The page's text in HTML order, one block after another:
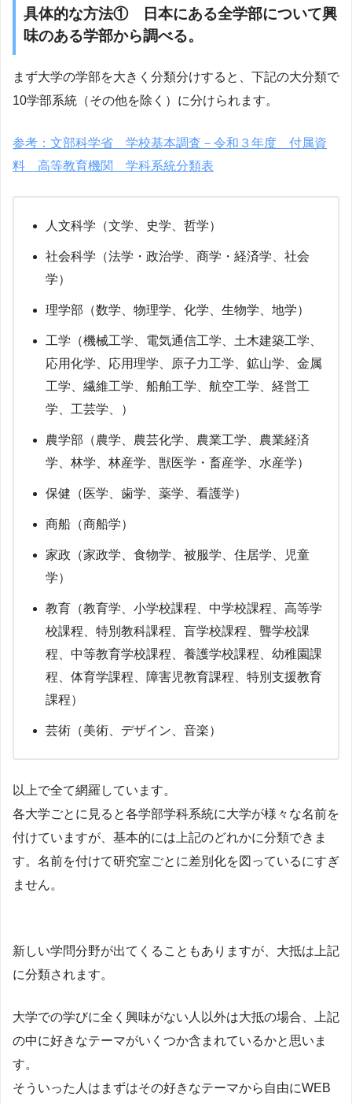
具体的な方法① 日本にある全学部について興
味のある学部から調べる。
まず大学の学部を大きく分類分けすると、下記の大分類で
10学部系統（その他を除く）に分けられます。
参考：文部科学省 学校基本調査－令和３年度 付属資
料 高等教育機関 学科系統分類表
人文科学（文学、史学、哲学）
社会科学（法学・政治学、商学・経済学、社会
学）
理学部（数学、物理学、化学、生物学、地学）
工学（機械工学、電気通信工学、土木建築工学、
応用化学、応用理学、原子力工学、鉱山学、金属
工学、繊維工学、船舶工学、航空工学、経営工
学、工芸学、）
農学部（農学、農芸化学、農業工学、農業経済
学、林学、林産学、獣医学・畜産学、水産学）
保健（医学、歯学、薬学、看護学）
商船（商船学）
家政（家政学、食物学、被服学、住居学、児童
学）
教育（教育学、小学校課程、中学校課程、高等学
校課程、特別教科課程、盲学校課程、聾学校課
程、中等教育学校課程、養護学校課程、幼稚園課
程、体育学課程、障害児教育課程、特別支援教育
課程）
芸術（美術、デザイン、音楽）
以上で全て網羅しています。
各大学ごとに見ると各学部学科系統に大学が様々な名前を
付けていますが、基本的には上記のどれかに分類できま
す。名前を付けて研究室ごとに差別化を図っているにすぎ
ません。
新しい学問分野が出てくることもありますが、大抵は上記
に分類されます。
大学での学びに全く興味がない人以外は大抵の場合、上記
の中に好きなテーマがいくつか含まれているかと思いま
す。
そういった人はまずはその好きなテーマから自由にWEB